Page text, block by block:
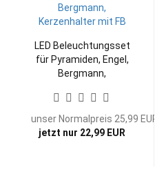
LED Beleuchtungsset
für Pyramiden, Engel,
Bergmann,
unser Normalpreis 25,99 EUR
jetzt nur 22,99 EUR